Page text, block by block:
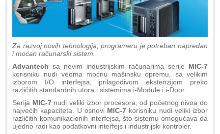
Za razvoj novih tehnologija, programeru je potreban napredan
i moćan računarski sistem.
Advantech sa novim industrijskim računarima serije MIC-7
korisniku nudi veoma moćnu mašinsku opremu, sa velikim
izborom I/O interfejsa, prilagodivom ekstenzijom preko
različitih standardnih utora i sistemima i-Module i i-Door.
Serija MIC-7 nudi veliki izbor procesora, od početnog nivoa do
najvećih kapaciteta. U osnovi MIC-7 korisniku nudi veliki izbor
različitih komunikacionih interfejsa, što sistemu omogućava da
ujedno radi kao podatkovni interfejs i industrijski kontroler.